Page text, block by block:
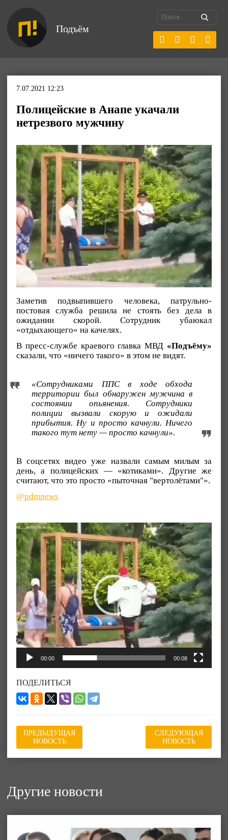
Подъём
7.07.2021 12:23
Полицейские в Анапе укачали
нетрезвого мужчину
Заметив подвыпившего человека, патрульно-
постовая служба решила не стоять без дела в
ожидании скорой. Сотрудник убаюкал
«отдыхающего» на качелях.
В пресс-службе краевого главка МВД «Подъёму»
сказали, что «ничего такого» в этом не видят.
«Сотрудниками ППС в ходе обхода
территории был обнаружен мужчина в
состоянии опьянения. Сотрудники
полиции вызвали скорую и ожидали
прибытия. Ну и просто качнули. Ничего
такого тут нету — просто качнули».
В соцсетях видео уже назвали самым милым за
день, а полицейских — «котиками». Другие же
считают, что это просто «пыточная "вертолётами"».
@pdmnews
Видеоплеер
00:00 00:08
ПОДЕЛИТЬСЯ
ПРЕДЫДУЩАЯ
НОВОСТЬ
СЛЕДУЮЩАЯ
НОВОСТЬ
Другие новости